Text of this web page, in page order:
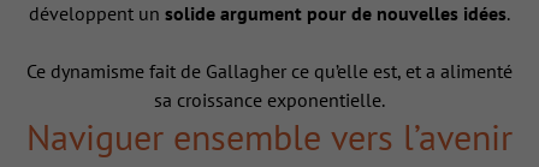
développent un solide argument pour de nouvelles idées.
Ce dynamisme fait de Gallagher ce qu’elle est, et a alimenté
sa croissance exponentielle.
Naviguer ensemble vers l’avenir